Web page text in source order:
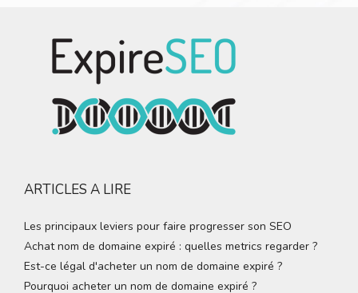
ARTICLES A LIRE
Les principaux leviers pour faire progresser son SEO
Achat nom de domaine expiré : quelles metrics regarder ?
Est-ce légal d'acheter un nom de domaine expiré ?
Pourquoi acheter un nom de domaine expiré ?